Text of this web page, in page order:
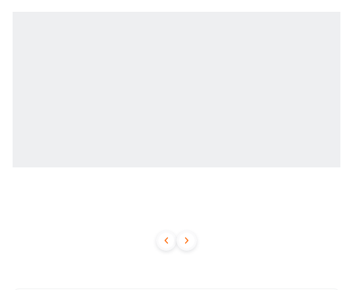
 